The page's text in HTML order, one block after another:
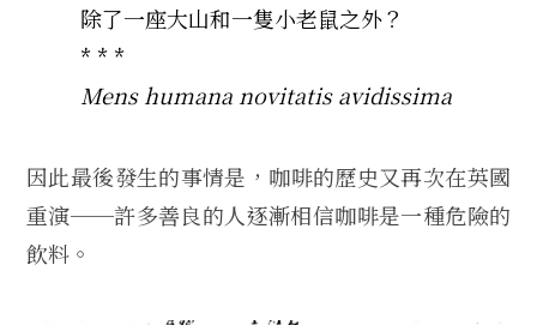
除了一座大山和一隻小老鼠之外？
* * *
Mens humana novitatis avidissima
因此最後發生的事情是，咖啡的歷史又再次在英國
重演──許多善良的人逐漸相信咖啡是一種危險的
飲料。